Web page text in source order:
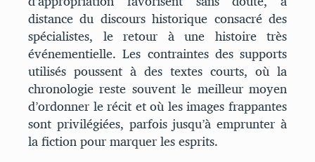
distance du discours historique consacré des
spécialistes, le retour à une histoire très
événementielle. Les contraintes des supports
utilisés poussent à des textes courts, où la
chronologie reste souvent le meilleur moyen
d’ordonner le récit et où les images frappantes
sont privilégiées, parfois jusqu’à emprunter à
la fiction pour marquer les esprits.